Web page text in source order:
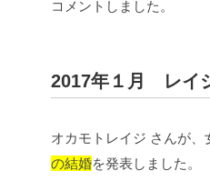
コメントしました。
2017年１月 レイ
オカモトレイジ さんが、
の結婚を発表しました。